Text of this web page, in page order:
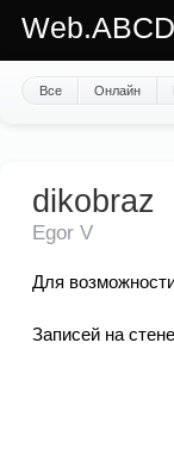
Все Онлайн
dikobraz
Egor V
Для
Записей на